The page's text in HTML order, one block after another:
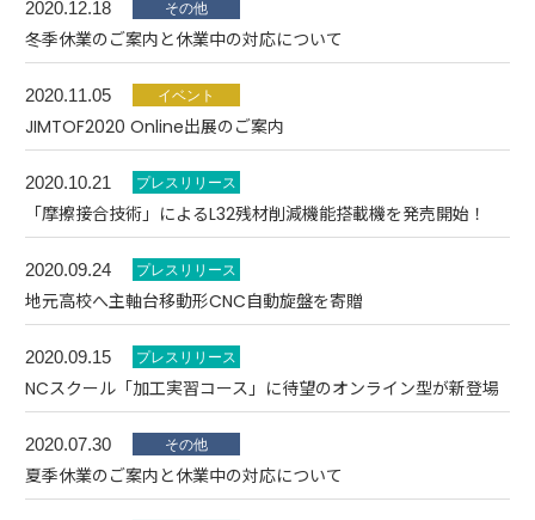
2020.12.18
冬季休業のご案内と休業中の対応について
2020.11.05
JIMTOF2020 Online出展のご案内
2020.10.21
「摩擦接合技術」によるL32残材削減機能搭載機を発売開始！
2020.09.24
地元高校へ主軸台移動形CNC自動旋盤を寄贈
2020.09.15
NCスクール「加工実習コース」に待望のオンライン型が新登場
2020.07.30
夏季休業のご案内と休業中の対応について